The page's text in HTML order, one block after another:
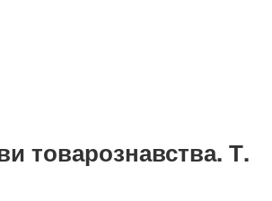
товарознавства. Т.